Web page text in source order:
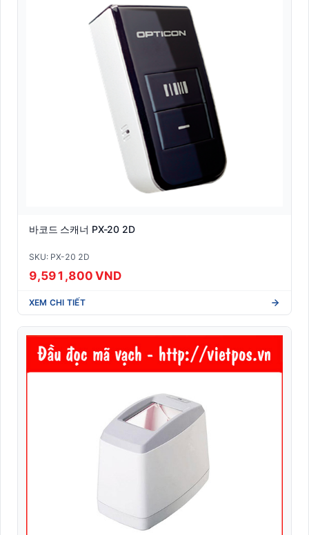
바코드 스캐너 PX-20 2D
SKU: PX-20 2D
9,591,800 VND
XEM CHI TIẾT